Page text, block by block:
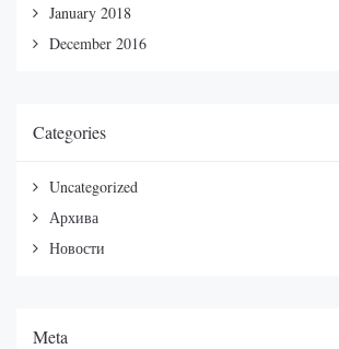
January 2018
December 2016
Categories
Uncategorized
Архива
Новости
Meta